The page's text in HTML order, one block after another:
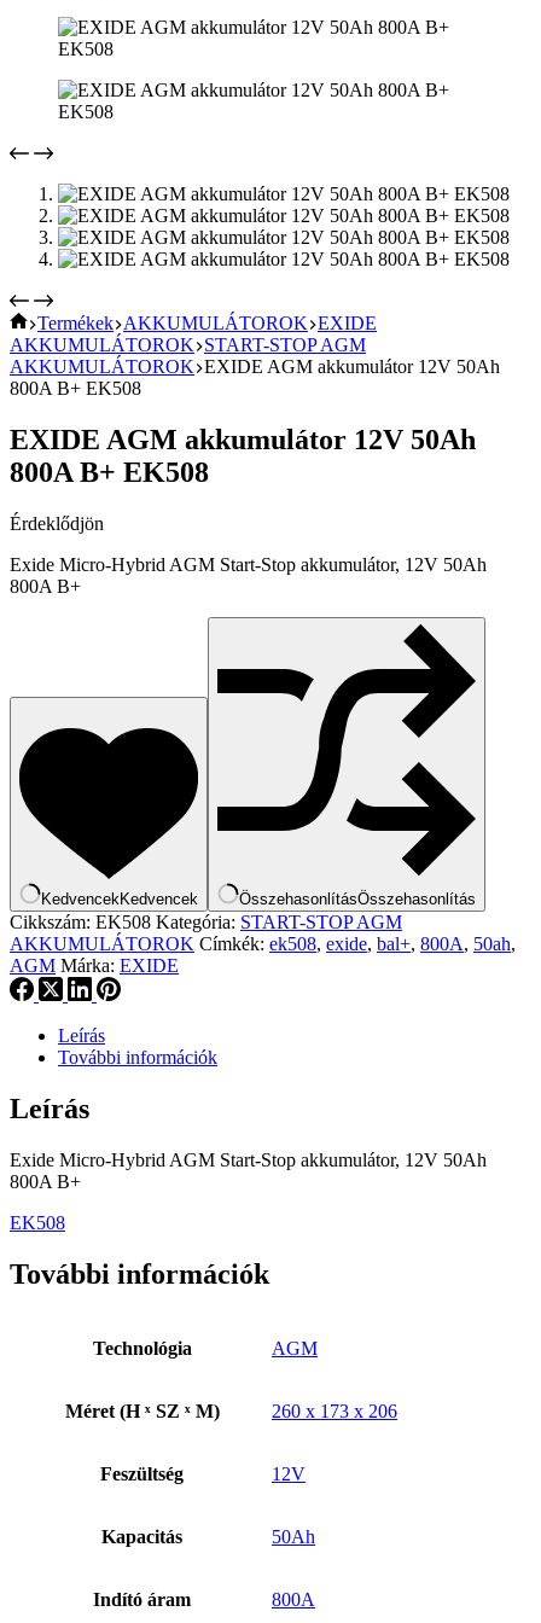
KEZDŐOLDAL
Termékek AKKUMULÁTOROK EXIDE
AKKUMULÁTOROK START-STOP AGM
AKKUMULÁTOROK EXIDE AGM akkumulátor 12V 50Ah
800A B+ EK508
EXIDE AGM akkumulátor 12V 50Ah
800A B+ EK508
Érdeklődjön
Exide Micro-Hybrid AGM Start-Stop akkumulátor, 12V 50Ah
800A B+
Kedvencek Kedvencek ÖsszehasonlításÖsszehasonlítás
Cikkszám: EK508 Kategória: START-STOP AGM
AKKUMULÁTOROK Címkék: ek508, exide, bal+, 800A, 50ah,
AGM Márka: EXIDE
Leírás
További információk
Leírás
Exide Micro-Hybrid AGM Start-Stop akkumulátor, 12V 50Ah
800A B+
EK508
További információk
Technológia AGM
Méret (H ˣ SZ ˣ M) 260 x 173 x 206
Feszültség 12V
Kapacitás 50Ah
Indító áram 800A